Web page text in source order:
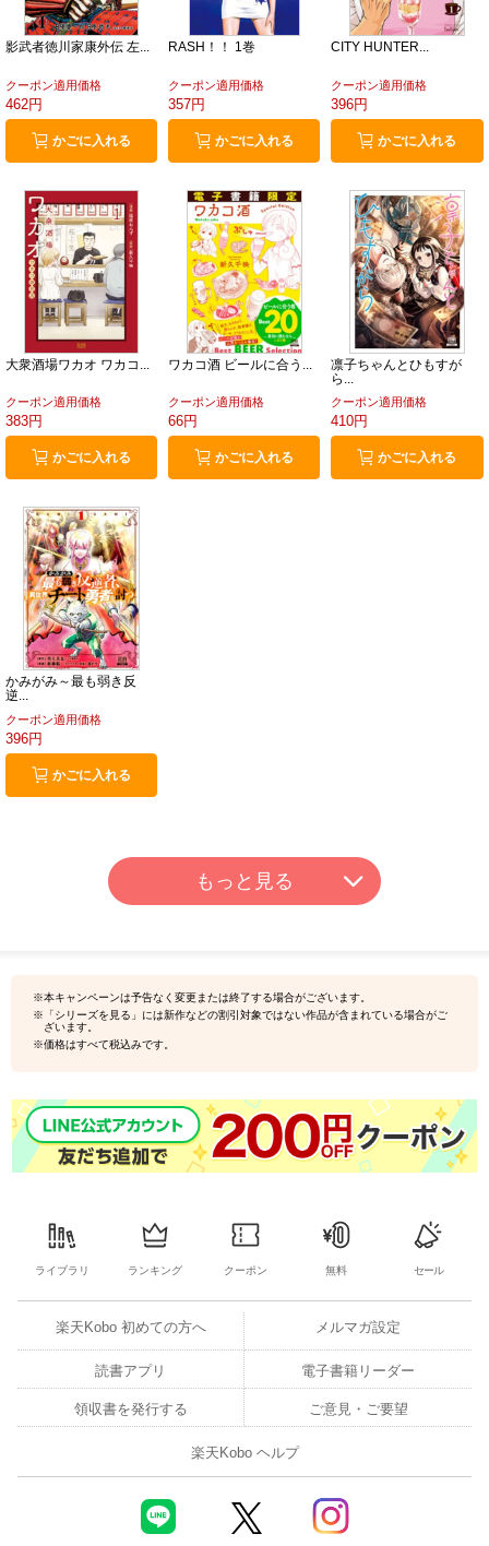
影武者徳川家康外伝 左...
クーポン適用価格
462円
かごに入れる
RASH！！ 1巻
クーポン適用価格
357円
かごに入れる
CITY HUNTER...
クーポン適用価格
396円
かごに入れる
大衆酒場ワカオ ワカコ...
クーポン適用価格
383円
かごに入れる
ワカコ酒 ビールに合う...
クーポン適用価格
66円
かごに入れる
凛子ちゃんとひもすが
ら...
クーポン適用価格
410円
かごに入れる
かみがみ～最も弱き反
逆...
クーポン適用価格
396円
かごに入れる
もっと見る
※本キャンペーンは予告なく変更または終了する場合がございます。
※「シリーズを見る」には新作などの割引対象ではない作品が含まれている場合がご
ざいます。
※価格はすべて税込みです。
ライブラリ ランキング クーポン 無料 セール
楽天Kobo 初めての方へ メルマガ設定
読書アプリ 電子書籍リーダー
領収書を発行する ご意見・ご要望
楽天Kobo ヘルプ